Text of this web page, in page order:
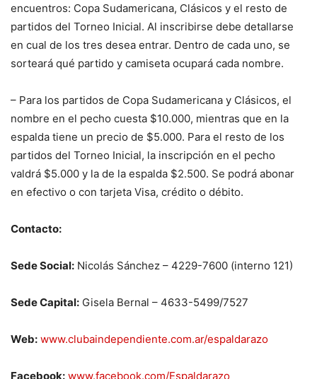
encuentros: Copa Sudamericana, Clásicos y el resto de
partidos del Torneo Inicial. Al inscribirse debe detallarse
en cual de los tres desea entrar. Dentro de cada uno, se
sorteará qué partido y camiseta ocupará cada nombre.
– Para los partidos de Copa Sudamericana y Clásicos, el
nombre en el pecho cuesta $10.000, mientras que en la
espalda tiene un precio de $5.000. Para el resto de los
partidos del Torneo Inicial, la inscripción en el pecho
valdrá $5.000 y la de la espalda $2.500. Se podrá abonar
en efectivo o con tarjeta Visa, crédito o débito.
Contacto:
Sede Social: Nicolás Sánchez – 4229-7600 (interno 121)
Sede Capital: Gisela Bernal – 4633-5499/7527
Web: www.clubaindependiente.com.ar/espaldarazo
Facebook: www.facebook.com/Espaldarazo